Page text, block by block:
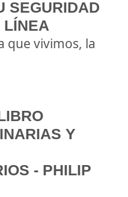
SEGURIDAD
LÍNEA
que vivimos, la
Y
- PHILIP